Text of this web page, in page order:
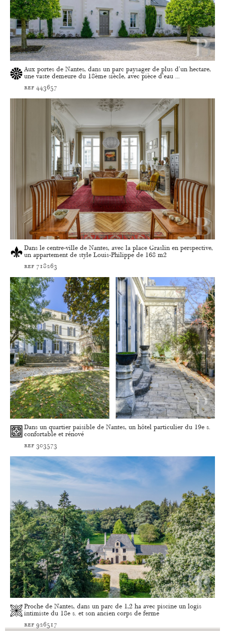
Aux portes de Nantes, dans un parc paysager de plus d'un hectare,
une vaste demeure du 18ème siècle, avec pièce d'eau ...
ref 443657
Dans le centre-ville de Nantes, avec la place Graslin en perspective,
un appartement de style Louis-Philippe de 168 m2
ref 718263
Dans un quartier paisible de Nantes, un hôtel particulier du 19e s.
confortable et rénové
ref 303573
Proche de Nantes, dans un parc de 1,2 ha avec piscine un logis
intimiste du 18e s. et son ancien corps de ferme
ref 926517